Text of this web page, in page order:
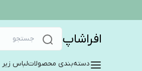
افراشاپ
دسته‌بندی محصولاتلباس زیر